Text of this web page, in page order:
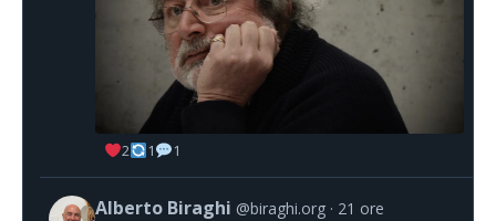
2 1 1
Alberto Biraghi @biraghi.org 21 ore